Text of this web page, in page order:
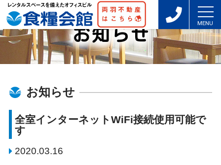
お知らせ
お知らせ
全室インターネットWiFi接続使用可能で
す
2020.03.16